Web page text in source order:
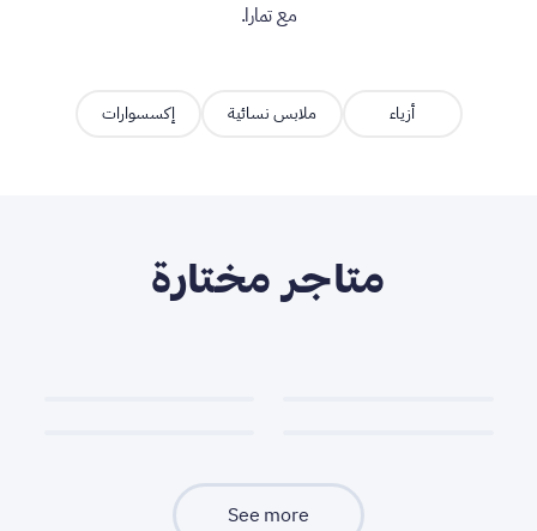
مع تمارا.
أزياء ملابس نسائية إكسسوارات
متاجر مختارة
See more